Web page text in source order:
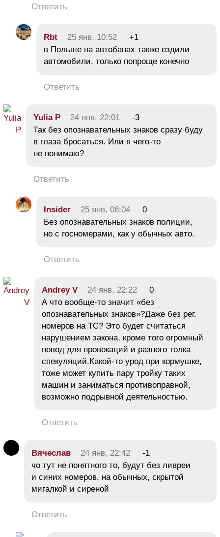
Ответить
Rbt 25 янв, 10:52
+1
в Польше на автобанах также ездили
автомобили, только попроще конечно
Ответить
Yulia P 24 янв, 22:01
-3
Так без опознавательных знаков сразу буду
в глаза бросаться. Или я чего-то
не понимаю?
Ответить
Insider 25 янв, 06:04
0
Без опознавательных знаков полиции,
но с госномерами, как у обычных авто.
Ответить
Andrey V 24 янв, 22:22
0
А что вообще-то значит «без
опознавательных знаков»?Даже без рег.
номеров на ТС? Это будет считаться
нарушением закона, кроме того огромный
повод для провокаций и разного толка
спекуляций.Какой-то урод при кормушке,
тоже может купить пару тройку таких
машин и заниматься противоправной,
возможно подрывной деятельностью.
Ответить
Вячеслав 24 янв, 22:42
-1
чо тут не понятного то, будут без ливреи
и синих номеров. на обычных, скрытой
мигалкой и сиреной
Ответить